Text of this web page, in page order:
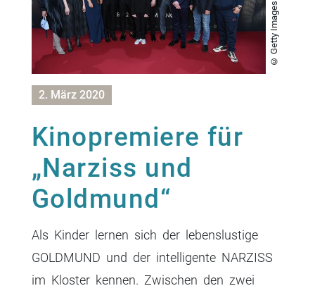
2. März 2020
Kinopremiere für
„Narziss und
Goldmund“
Als Kinder lernen sich der lebenslustige
GOLDMUND und der intelligente NARZISS
im Kloster kennen. Zwischen den zwei